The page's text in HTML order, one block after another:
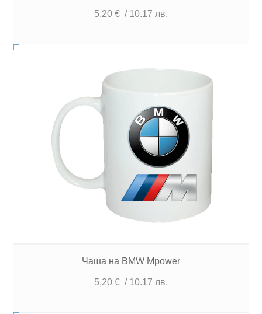
5,20 € / 10.17 лв.
Чаша на BMW Mpower
5,20 € / 10.17 лв.